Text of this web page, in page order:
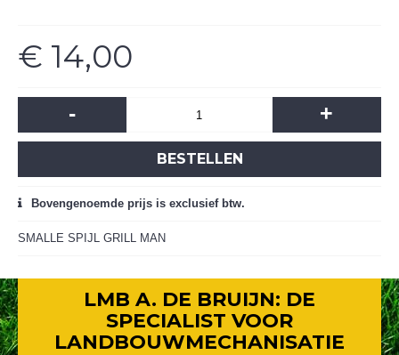
€ 14,00
- +
BESTELLEN
Bovengenoemde prijs is exclusief btw.
SMALLE SPIJL GRILL MAN
LMB A. DE BRUIJN: DE
SPECIALIST VOOR
LANDBOUWMECHANISATIE